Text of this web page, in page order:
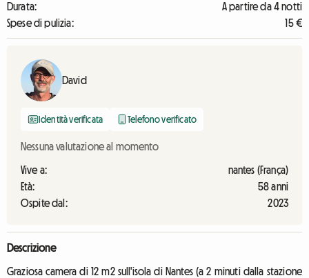
Durata:
A partire da 4 notti
Spese di pulizia:
15 €
David
Identità verificata Telefono verificato
Nessuna valutazione al momento
Vive a:
nantes (França)
Età:
58 anni
Ospite dal:
2023
Descrizione
Graziosa camera di 12 m2 sull'isola di Nantes (a 2 minuti dalla stazione